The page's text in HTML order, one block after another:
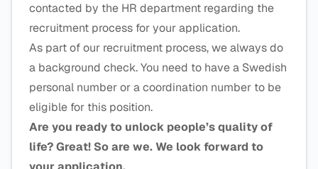
contacted by the HR department regarding the
recruitment process for your application.
As part of our recruitment process, we always do
a background check. You need to have a Swedish
personal number or a coordination number to be
eligible for this position.
Are you ready to unlock people’s quality of
life? Great! So are we. We look forward to